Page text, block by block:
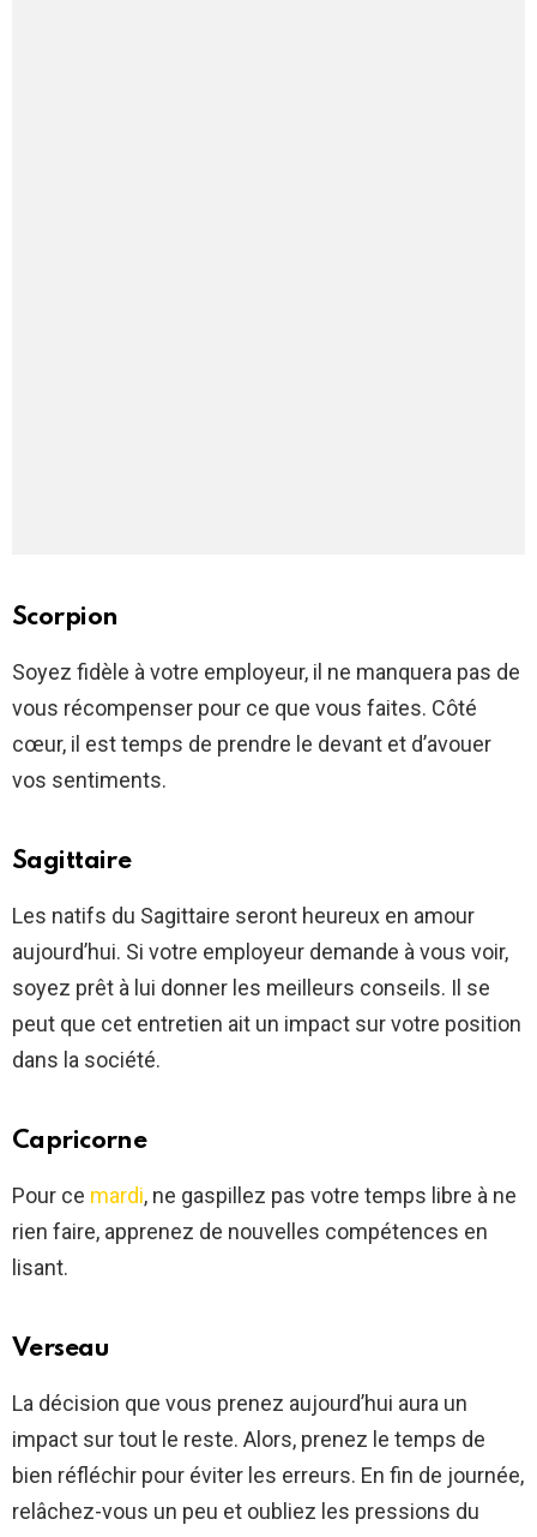
Scorpion
Soyez fidèle à votre employeur, il ne manquera pas de
vous récompenser pour ce que vous faites. Côté
cœur, il est temps de prendre le devant et d’avouer
vos sentiments.
Sagittaire
Les natifs du Sagittaire seront heureux en amour
aujourd’hui. Si votre employeur demande à vous voir,
soyez prêt à lui donner les meilleurs conseils. Il se
peut que cet entretien ait un impact sur votre position
dans la société.
Capricorne
Pour ce mardi, ne gaspillez pas votre temps libre à ne
rien faire, apprenez de nouvelles compétences en
lisant.
Verseau
La décision que vous prenez aujourd’hui aura un
impact sur tout le reste. Alors, prenez le temps de
bien réfléchir pour éviter les erreurs. En fin de journée,
relâchez-vous un peu et oubliez les pressions du